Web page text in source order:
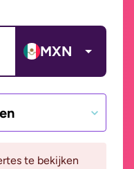
MXN
te bekijken